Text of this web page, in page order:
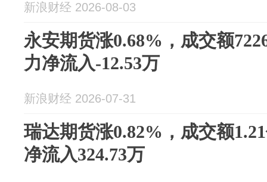
新浪财经 2026-08-03
永安期货涨0.68%，成交额
力净流入-12.53万
新浪财经 2026-07-31
瑞达期货涨0.82%，成交额
净流入324.73万